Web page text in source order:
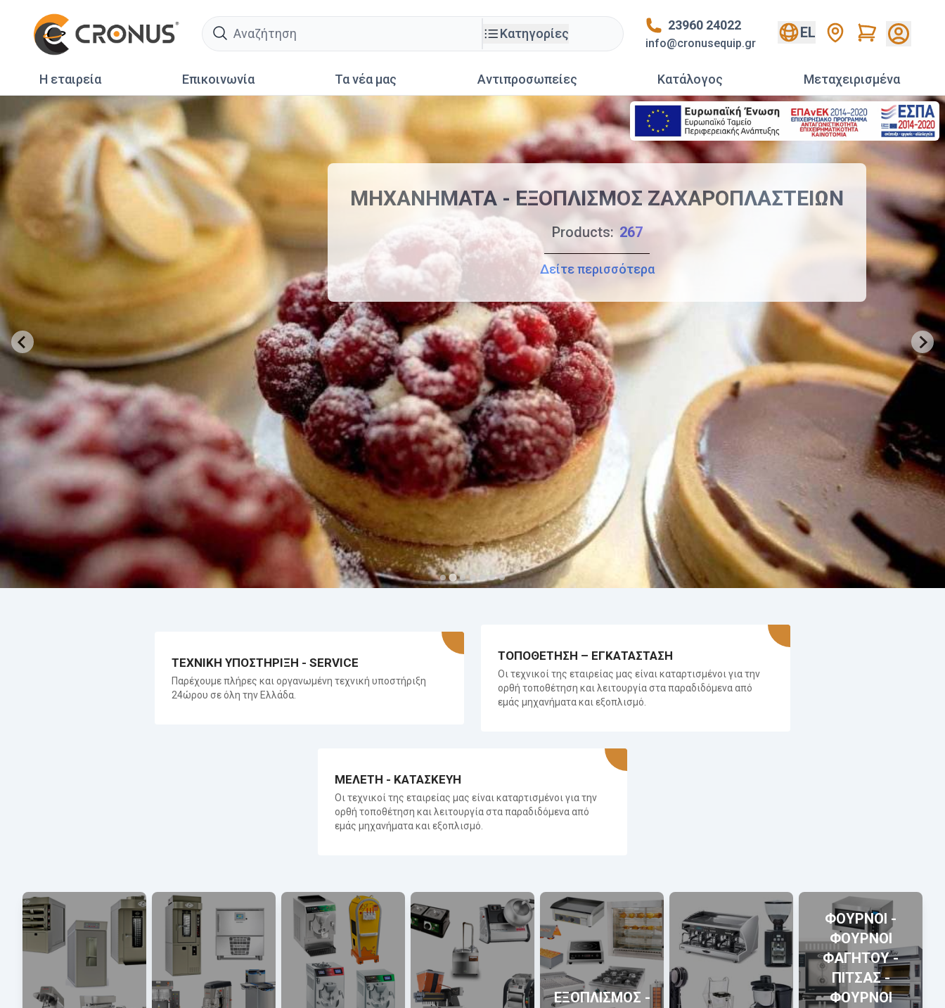
search
Κατηγορίες
23960 24022
info@cronusequip.gr
EL Cart
Η εταιρεία Επικοινωνία Τα νέα μας Αντιπροσωπείες Κατάλογος Mεταχειρισμένα
MHXANHMATA - EΞOΠΛIΣMOΣ ZAXAPOΠΛAΣTEIΩN
Products: 0
ΤΕΧΝΙΚΗ ΥΠΟΣΤΗΡΙΞΗ - SERVICE
Παρέχουμε πλήρες και οργανωμένη τεχνική υποστήριξη
24ώρου σε όλη την Ελλάδα.
ΤΟΠΟΘΕΤΗΣΗ – ΕΓΚΑΤΑΣΤΑΣΗ
Οι τεχνικοί της εταιρείας μας είναι καταρτισμένοι για την
ορθή τοποθέτηση και λειτουργία στα παραδιδόμενα από
εμάς μηχανήματα και εξοπλισμό.
ΜΕΛΕΤΗ - ΚΑΤΑΣΚΕΥΗ
Οι τεχνικοί της εταιρείας μας είναι καταρτισμένοι για την
ορθή τοποθέτηση και λειτουργία στα παραδιδόμενα από
εμάς μηχανήματα και εξοπλισμό.
ΕΞΟΠΛΙΣΜΟΣ -
ΦΟΥΡΝΟΙ -
ΦΟΥΡΝΟΙ
ΦΑΓΗΤΟΥ -
ΠΙΤΣΑΣ -
ΦΟΥΡΝΟΙ